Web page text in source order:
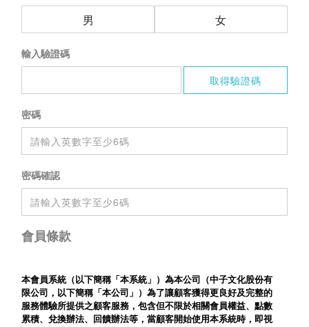
男 女
輸入驗證碼
密碼
密碼確認
會員條款
本會員系統（以下簡稱「本系統」）為本公司（中子文化股份有
限公司，以下簡稱「本公司」）為了讓顧客獲得更良好及完整的
服務體驗所提供之顧客服務，包含但不限於相關會員權益、點數
累積、兌換辦法、回饋辦法等，當顧客開始使用本系統時，即視